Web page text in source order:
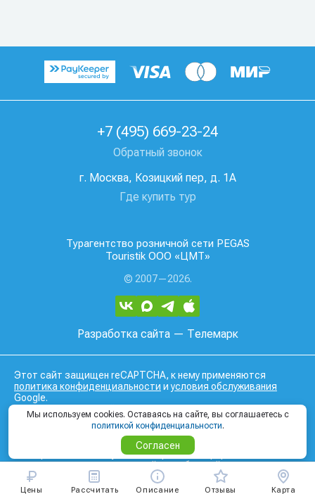
Цены Рассчитать Описание Отзывы Карта
Турагентство розничной сети PEGAS
Touristik ООО «ЦМТ»
© 2007—2026.
+7 (495) 669-23-24
Обратный звонок
г. Москва, Козицкий пер, д. 1А
Где купить тур
Разработка сайта— Телемарк
Этот сайт защищен reCAPTCHA, к нему применяются
политика конфиденциальности иусловия обслуживания
Google.
Данный интернет сайт носит исключительно
информационный характер и вся информация на нем не
является публичной офертой, определяемой положениями
Статьи 437 (2) Гражданского кодекса Российской
Федерации. Для получения подробной информации о
наличии и стоимости, пожалуйста, обращайтесь к
менеджерам по продажам.
Мы используем cookies. Оставаясь на сайте, вы соглашаетесь с
политикой конфиденциальности.
Согласен